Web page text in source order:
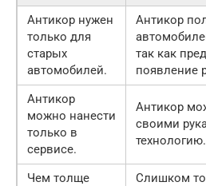
Антикор нужен
только для
старых
автомобилей.
Антикор
так как
появление
Антикор
можно нанести
только в
сервисе.
Антикор
своими
технологию.
Чем толще
Слишком